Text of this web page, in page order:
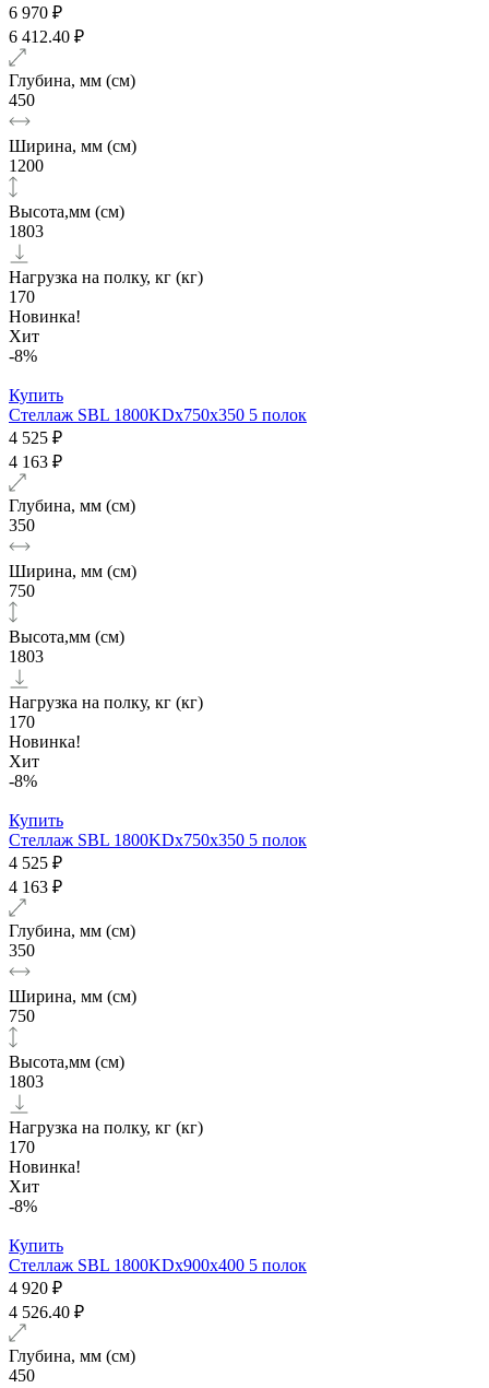
6 970 ₽
6 412.40 ₽
Глубина, мм (см)
450
Ширина, мм (см)
1200
Высота,мм (см)
1803
Нагрузка на полку, кг (кг)
170
Новинка!
Хит
-8%
Купить
Стеллаж SBL 1800KDх750x350 5 полок
4 525 ₽
4 163 ₽
Глубина, мм (см)
350
Ширина, мм (см)
750
Высота,мм (см)
1803
Нагрузка на полку, кг (кг)
170
Новинка!
Хит
-8%
Купить
Стеллаж SBL 1800KDх750x350 5 полок
4 525 ₽
4 163 ₽
Глубина, мм (см)
350
Ширина, мм (см)
750
Высота,мм (см)
1803
Нагрузка на полку, кг (кг)
170
Новинка!
Хит
-8%
Купить
Стеллаж SBL 1800KDх900x400 5 полок
4 920 ₽
4 526.40 ₽
Глубина, мм (см)
450